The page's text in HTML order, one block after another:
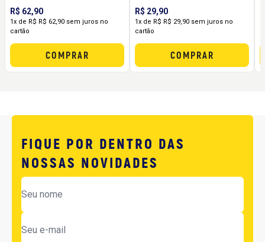
Suplemento para
Vitalidade, Energia e Ação
Antioxidante
R$ 62,90
1x de R$ R$ 62,90 sem juros no
cartão
COMPRAR
(16 cápsulas) | Imunidade
e Saúde Respiratória
R$ 29,90
1x de R$ R$ 29,90 sem juros no
cartão
COMPRAR
FIQUE POR DENTRO DAS
NOSSAS NOVIDADES